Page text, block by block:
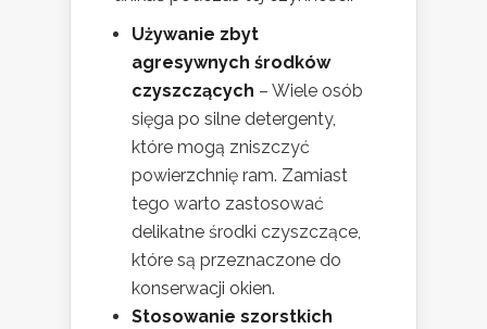
Używanie zbyt
agresywnych środków
czyszczących – Wiele osób
sięga po silne detergenty,
które mogą zniszczyć
powierzchnię ram. Zamiast
tego warto zastosować
delikatne środki czyszczące,
które są przeznaczone do
konserwacji okien.
Stosowanie szorstkich